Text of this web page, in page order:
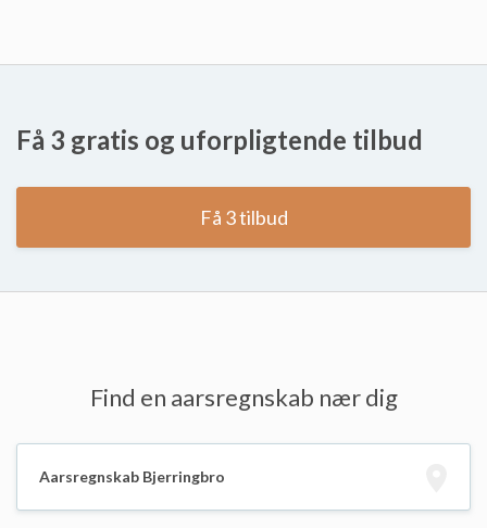
Få 3 gratis og uforpligtende tilbud
Få 3 tilbud
Find en aarsregnskab nær dig
Aarsregnskab Bjerringbro